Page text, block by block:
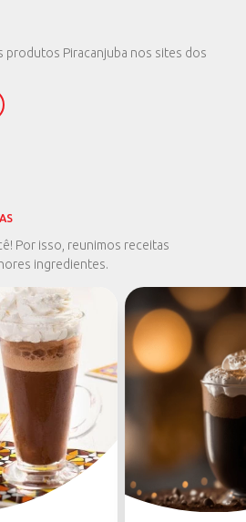
produtos Piracanjuba nos sites dos
Por isso, reunimos receitas
ingredientes.